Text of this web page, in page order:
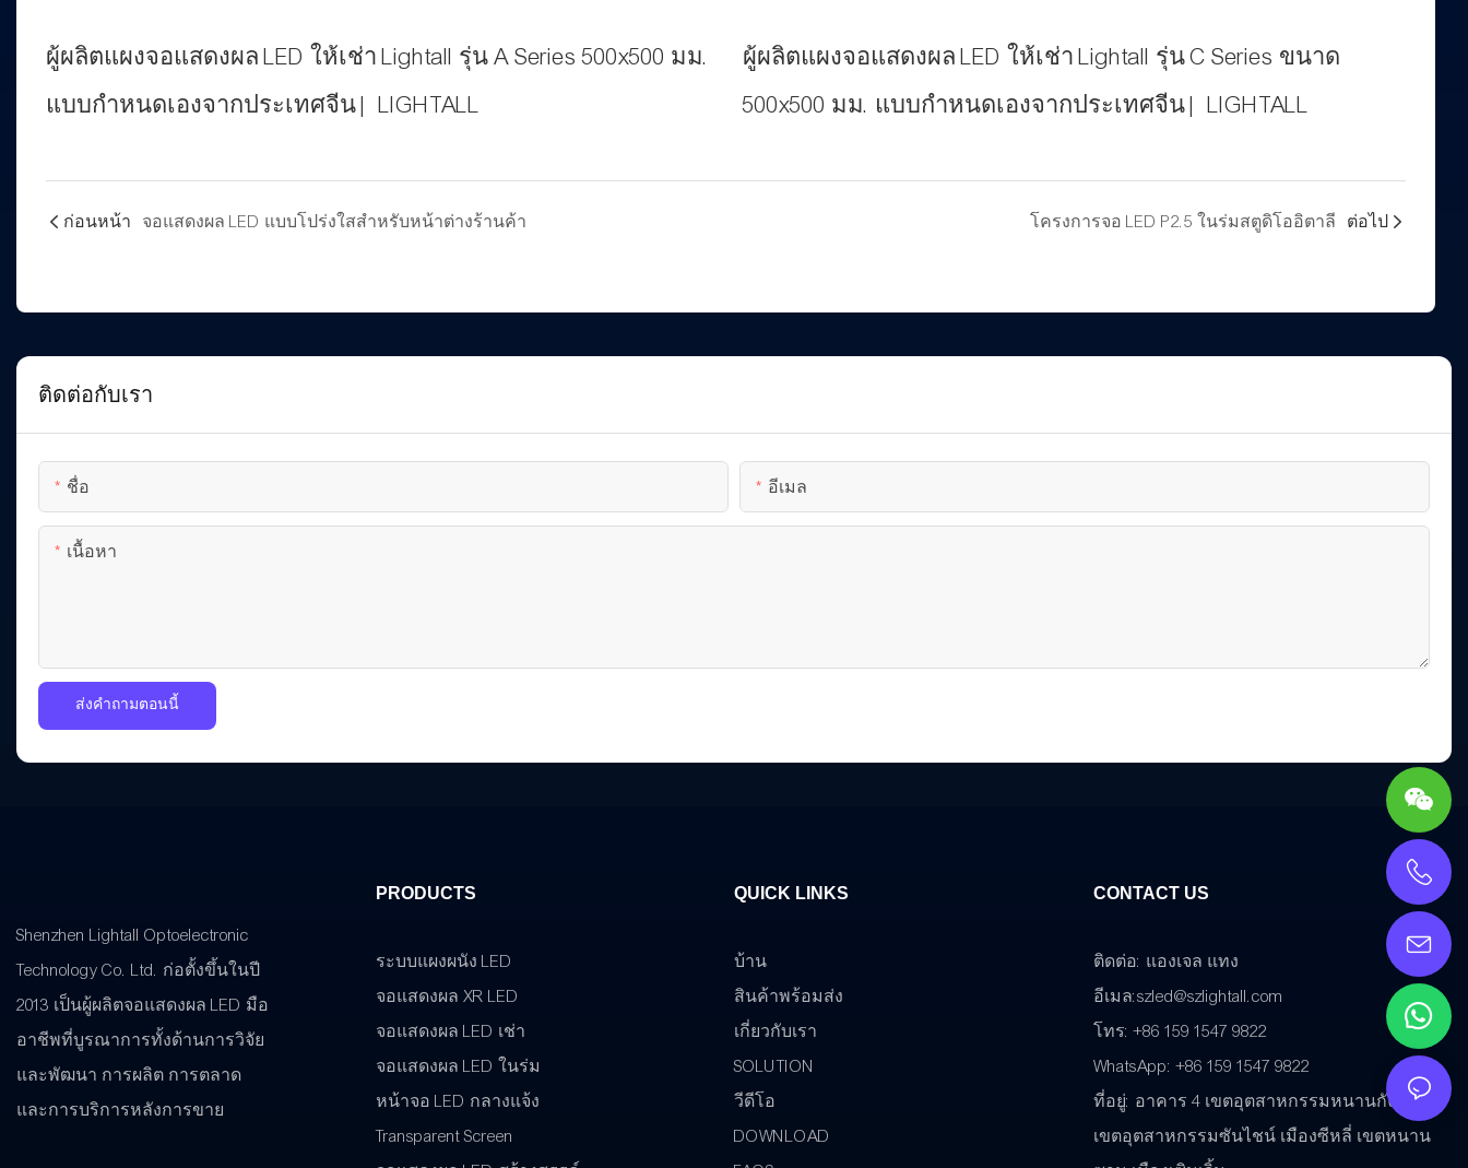
ผู้ผลิตแผงจอแสดงผล LED ให้เช่า Lightall รุ่น A Series 500x500 มม.
แบบกำหนดเองจากประเทศจีน | LIGHTALL
ผู้ผลิตแผงจอแสดงผล LED ให้เช่า Lightall รุ่น C Series ขนาด
500x500 มม. แบบกำหนดเองจากประเทศจีน | LIGHTALL
ก่อนหน้า จอแสดงผล LED แบบโปร่งใสสำหรับหน้าต่างร้านค้า โครงการจอ LED P2.5 ในร่มสตูดิโออิตาลี ต่อไป
ติดต่อกับเรา
ชื่อ อีเมล
เนื้อหา
ส่งคำถามตอนนี้
Shenzhen Lightall Optoelectronic
Technology Co. Ltd. ก่อตั้งขึ้นในปี
2013 เป็นผู้ผลิตจอแสดงผล LED มือ
อาชีพที่บูรณาการทั้งด้านการวิจัย
และพัฒนา การผลิต การตลาด
และการบริการหลังการขาย
PRODUCTS
ระบบแผงผนัง LED
จอแสดงผล XR LED
จอแสดงผล LED เช่า
จอแสดงผล LED ในร่ม
หน้าจอ LED กลางแจ้ง
Transparent Screen
QUICK LINKS
บ้าน
สินค้าพร้อมส่ง
เกี่ยวกับเรา
SOLUTION
วีดีโอ
DOWNLOAD
CONTACT US
ติดต่อ: แองเจล แทง
อีเมล:szled@szlightall.com
โทร: +86 159 1547 9822
WhatsApp: +86 159 1547 9822
ที่อยู่: อาคาร 4 เขตอุตสาหกรรมหนานกังที่สอง
เขตอุตสาหกรรมซันไชน์ เมืองซีหลี่ เขตหนาน